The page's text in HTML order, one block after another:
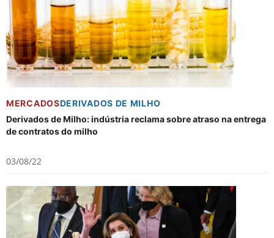
MERCADOSDERIVADOS DE MILHO
Derivados de Milho: indústria reclama sobre atraso na entrega
de contratos do milho
03/08/22